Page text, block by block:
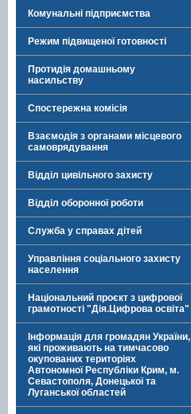
Комунальні підприємства
Режим підвищеної готовності
Протидія домашньому
насильству
Спостережна комісія
Взаємодія з органами місцевого
самоврядування
Відділ цивільного захисту
Відділ оборонної роботи
Служба у справах дітей
Управління соціального захисту
населення
Національний проєкт з цифрової
грамотності "Дія.Цифрова освіта"
Інформація для громадян України,
які проживають на тимчасово
окупованих територіях
Автономної Республіки Крим, м.
Севастополя, Донецької та
Луганської областей